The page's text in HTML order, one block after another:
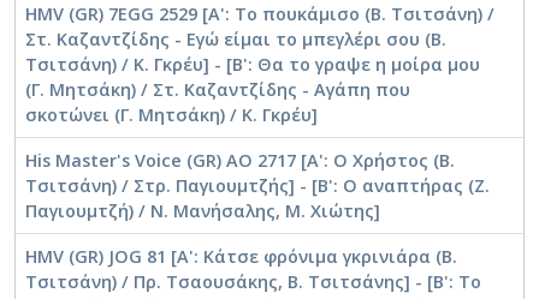
HMV (GR) 7EGG 2529 [Α': Το πουκάμισο (Β. Τσιτσάνη) /
Στ. Καζαντζίδης - Εγώ είμαι το μπεγλέρι σου (Β.
Τσιτσάνη) / Κ. Γκρέυ] - [Β': Θα το γραψε η μοίρα μου
(Γ. Μητσάκη) / Στ. Καζαντζίδης - Αγάπη που
σκοτώνει (Γ. Μητσάκη) / Κ. Γκρέυ]
His Master's Voice (GR) AO 2717 [Α': Ο Χρήστος (Β.
Τσιτσάνη) / Στρ. Παγιουμτζής] - [Β': Ο αναπτήρας (Ζ.
Παγιουμτζή) / Ν. Μανήσαλης, Μ. Χιώτης]
HMV (GR) JOG 81 [A': Κάτσε φρόνιμα γκρινιάρα (Β.
Τσιτσάνη) / Πρ. Τσαουσάκης, Β. Τσιτσάνης] - [Β': Το